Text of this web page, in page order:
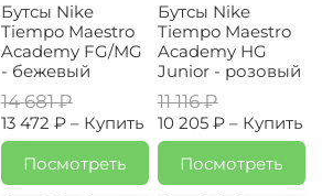
Бутсы Nike
Tiempo Maestro
Academy FG/MG
- бежевый
14 681 ₽
13 472 ₽ – Купить
Посмотреть
Бутсы Nike
Tiempo Maestro
Academy HG
Junior - розовый
11 116 ₽
10 205 ₽ – Купить
Посмотреть